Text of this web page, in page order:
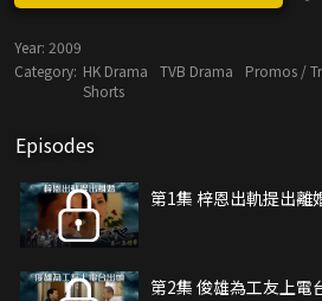
Year: 2009
Category: HK Drama TVB Drama
Promos /
Shorts
Episodes
第1集 梓恩出軌提出離
第2集 俊雄為工友上電